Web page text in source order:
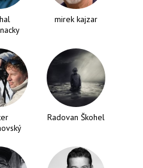
mirek kajzar
Radovan Škohel